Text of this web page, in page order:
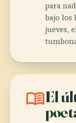
para
bajo los
jueves,
menu_bookEl